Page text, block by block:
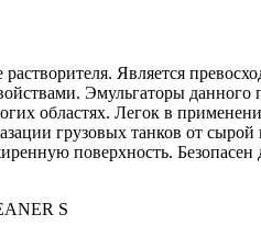
Является
Эмульгаторы данного
областях. Легок в
грузовых танков от
поверхность.
S